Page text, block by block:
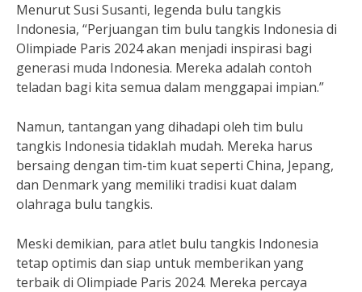
Menurut Susi Susanti, legenda bulu tangkis
Indonesia, “Perjuangan tim bulu tangkis Indonesia di
Olimpiade Paris 2024 akan menjadi inspirasi bagi
generasi muda Indonesia. Mereka adalah contoh
teladan bagi kita semua dalam menggapai impian.”
Namun, tantangan yang dihadapi oleh tim bulu
tangkis Indonesia tidaklah mudah. Mereka harus
bersaing dengan tim-tim kuat seperti China, Jepang,
dan Denmark yang memiliki tradisi kuat dalam
olahraga bulu tangkis.
Meski demikian, para atlet bulu tangkis Indonesia
tetap optimis dan siap untuk memberikan yang
terbaik di Olimpiade Paris 2024. Mereka percaya